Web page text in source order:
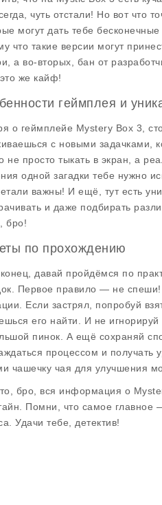
чуть отстали! Но вот что
могут дать тебе
что такие версии могут
а во-вторых, бан от
же кайф!
геймплея и
о геймплейе Mystery Box 3,
с новыми задачками,
не просто тыкать в экран, а
одной загадки тебе нужно
важны! И ещё, тут есть
и даже подбирать
бро!
по прохождению
давай пройдёмся по
Первое правило — не спеши!
Если застрял, попробуй
его найти. И не игнорируй
пинок. А ещё сохраняй
процессом и получать
чашечку чая для улучшения
бро, вся информация о
Помни, что самое главное
Удачи тебе, детектив!